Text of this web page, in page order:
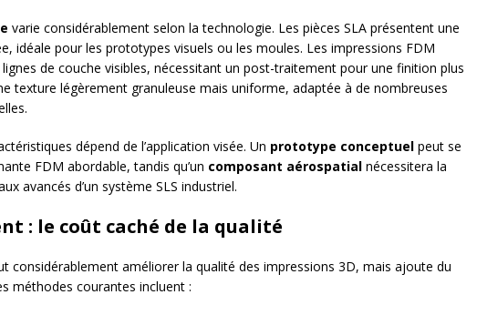
varie considérablement selon la technologie. Les pièces SLA présentent une
idéale pour les prototypes visuels ou les moules. Les impressions FDM
de couche visibles, nécessitant un post-traitement pour une finition plus
texture légèrement granuleuse mais uniforme, adaptée à de nombreuses
dépend de l’application visée. Un prototype conceptuel peut se
FDM abordable, tandis qu’un composant aérospatial nécessitera la
avancés d’un système SLS industriel.
: le coût caché de la qualité
considérablement améliorer la qualité des impressions 3D, mais ajoute du
méthodes courantes incluent :